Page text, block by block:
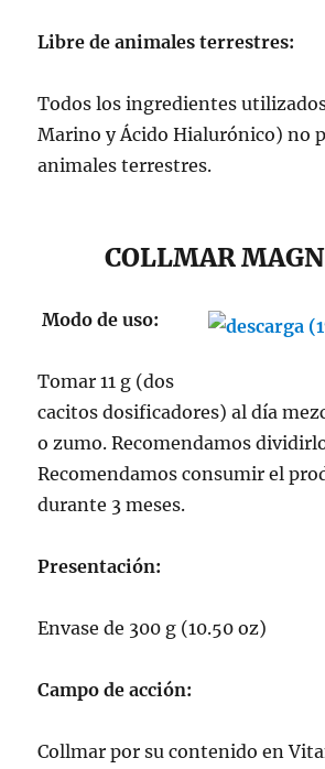
Libre de animales terrestres:
Todos los ingredientes
Marino y Ácido Hialurónico) no
animales terrestres.
COLLMAR
Modo de uso:
Tomar 11 g (dos
cacitos dosificadores) al día
o zumo. Recomendamos
Recomendamos consumir el
durante 3 meses.
Presentación:
Envase de 300 g (10.50 oz)
Campo de acción:
Collmar por su contenido en